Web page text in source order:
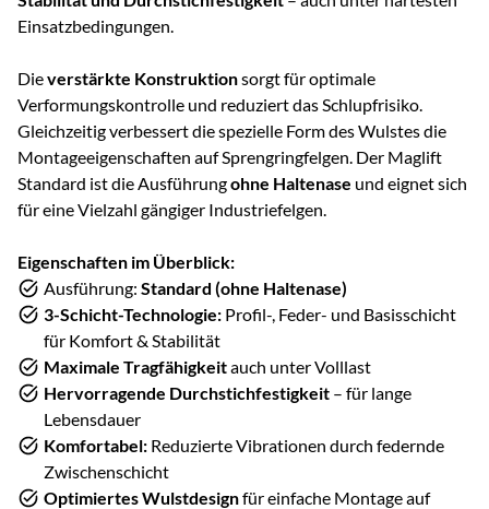
Einsatzbedingungen.
Dieverstärkte Konstruktionsorgt für optimale
Verformungskontrolle und reduziert das Schlupfrisiko.
Gleichzeitig verbessert die spezielle Form des Wulstes die
Montageeigenschaften auf Sprengringfelgen. Der Maglift
Standard ist die Ausführungohne Haltenase und eignet sich
für eine Vielzahl gängiger Industriefelgen.
Eigenschaften im Überblick:
Ausführung: Standard (ohne Haltenase)
3-Schicht-Technologie: Profil-, Feder- und Basisschicht
für Komfort & Stabilität
Maximale Tragfähigkeitauch unter Volllast
Hervorragende Durchstichfestigkeit – für lange
Lebensdauer
Komfortabel: Reduzierte Vibrationen durch federnde
Zwischenschicht
Optimiertes Wulstdesignfür einfache Montage auf